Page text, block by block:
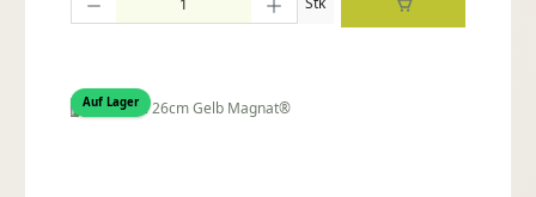
Auf Lager